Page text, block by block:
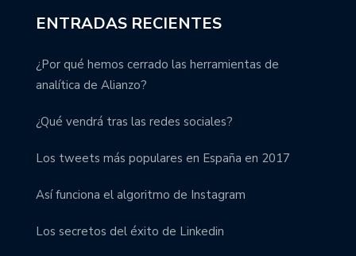
ENTRADAS RECIENTES
¿Por qué hemos cerrado las herramientas de
analítica de Alianzo?
¿Qué vendrá tras las redes sociales?
Los tweets más populares en España en 2017
Así funciona el algoritmo de Instagram
Los secretos del éxito de Linkedin